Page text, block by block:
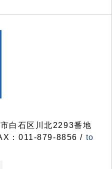
白石区川北2293番地
：011-879-8856 / to